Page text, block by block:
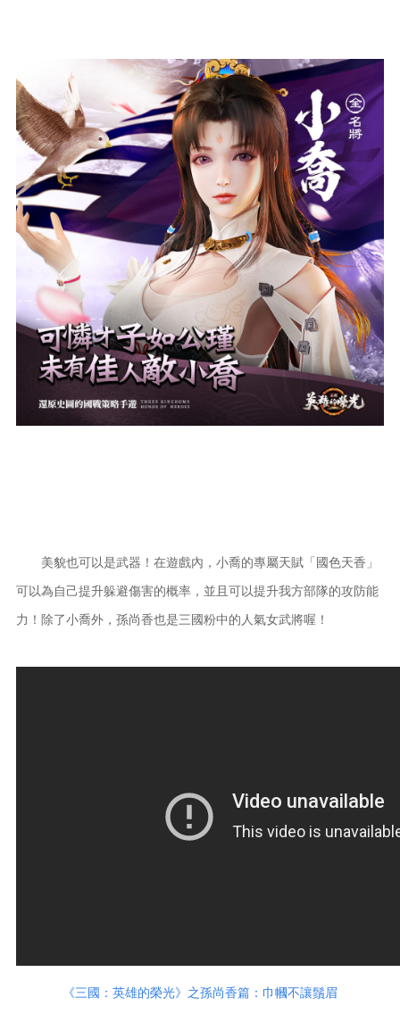
美貌也可以是武器！在遊戲內，小喬的專屬天賦「國色天香」
可以為自己提升躲避傷害的概率，並且可以提升我方部隊的攻防能
力！除了小喬外，孫尚香也是三國粉中的人氣女武將喔！
《三國：英雄的榮光》之孫尚香篇：巾幗不讓鬚眉